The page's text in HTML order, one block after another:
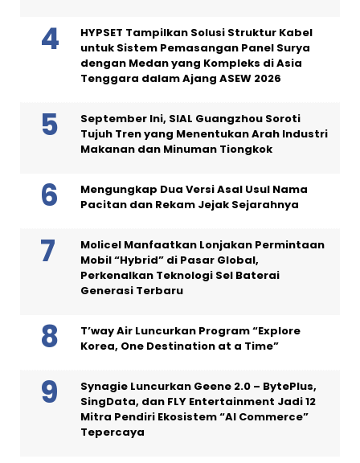
HYPSET Tampilkan Solusi Struktur Kabel
untuk Sistem Pemasangan Panel Surya
dengan Medan yang Kompleks di Asia
Tenggara dalam Ajang ASEW 2026
September Ini, SIAL Guangzhou Soroti
Tujuh Tren yang Menentukan Arah Industri
Makanan dan Minuman Tiongkok
Mengungkap Dua Versi Asal Usul Nama
Pacitan dan Rekam Jejak Sejarahnya
Molicel Manfaatkan Lonjakan Permintaan
Mobil “Hybrid” di Pasar Global,
Perkenalkan Teknologi Sel Baterai
Generasi Terbaru
T’way Air Luncurkan Program “Explore
Korea, One Destination at a Time”
Synagie Luncurkan Geene 2.0 – BytePlus,
SingData, dan FLY Entertainment Jadi 12
Mitra Pendiri Ekosistem “AI Commerce”
Tepercaya